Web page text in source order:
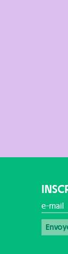
e-mail